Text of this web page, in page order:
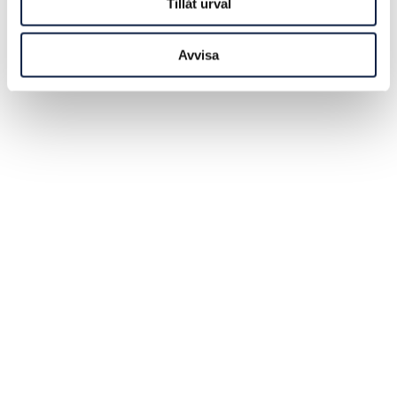
Tillåt urval
Avvisa